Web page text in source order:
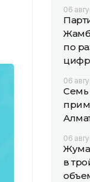
06
по
06
Семь
06
в